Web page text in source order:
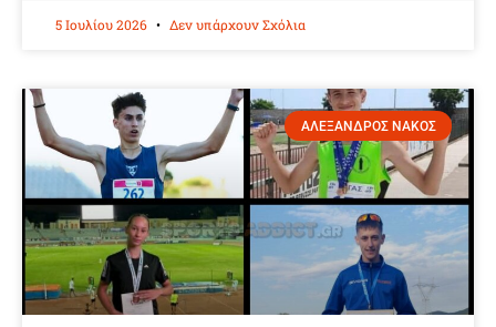
5 Ιουλίου 2026 Δεν υπάρχουν Σχόλια
ΑΛΕΞΑΝΔΡΟΣ ΝΑΚΟΣ